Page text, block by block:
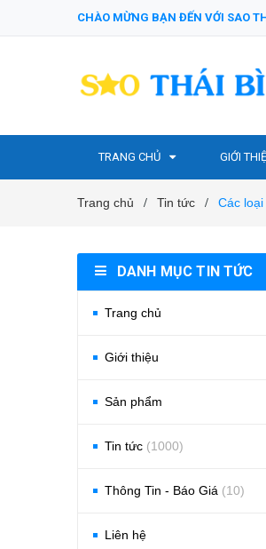
CHÀO MỪNG BẠN ĐẾN VỚI SAO
TRANG CHỦ GIỚI
Trang chủ / Tin tức / Các
DANH MỤC TIN TỨC
Trang chủ
Giới thiệu
Sản phẩm
Tin tức (1000)
Thông Tin - Báo Giá (10)
Liên hệ